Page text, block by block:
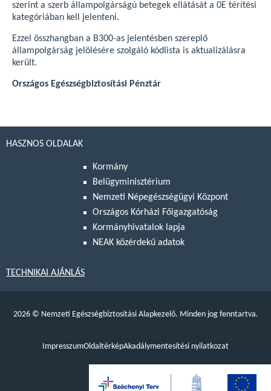
szerint a szerb állampolgárságú betegek ellátását a 0E térítési
kategóriában kell jelenteni.
Ezzel összhangban a B300-as jelentésben szereplő
állampolgárság jelölésére szolgáló kódlista is aktualizálásra
került.
Országos Egészségbiztosítási Pénztár
HASZNOS OLDALAK
Kormány
Belügyminisztérium
Nemzeti Népegészségügyi Központ
Országos Kórházi Főigazgatóság
Kormányhivatalok lapja
NEAK közérdekű adatok
TECHNIKAI AJÁNLÁS
2026 © Nemzeti Egészségbiztosítási Alapkezelő. Minden jog fenntartva.
ImpresszumOldaltérképAkadálymentesítési nyilatkozat